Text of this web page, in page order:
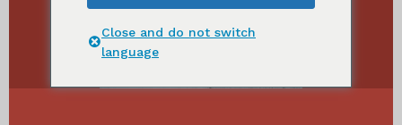
Mostrando todos los resultados 13Ordenados
Close and do not switch
language